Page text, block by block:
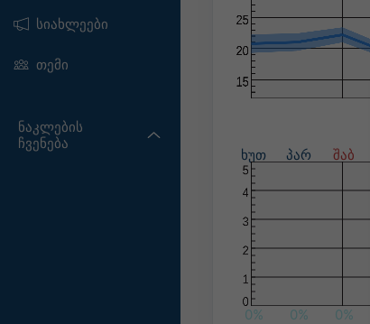
სიახლეები
თემი
ნაკლების
ჩვენება
ხუთ
პარ შაბ
0% 0% 0%